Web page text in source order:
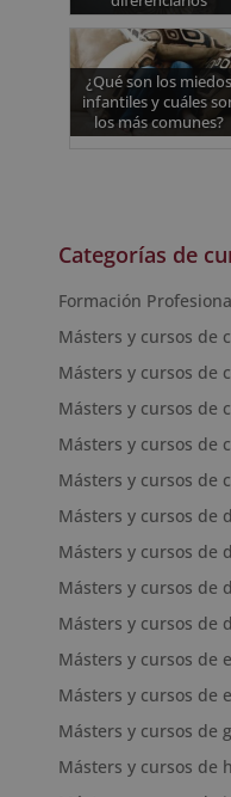
¿Qué son los miedos
infantiles y cuáles
los más comunes?
Categorías de
Formación
Másters y cursos de
Másters y cursos de
Másters y cursos de
Másters y cursos de
Másters y cursos de
Másters y cursos de
Másters y cursos de
Másters y cursos de
Másters y cursos de
Másters y cursos de
Másters y cursos de
Másters y cursos de
Másters y cursos de